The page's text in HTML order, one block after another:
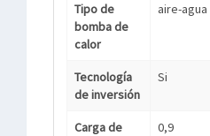
Tipo de
bomba de
calor
aire-agua
Tecnología
de inversión
Si
Carga de
0,9